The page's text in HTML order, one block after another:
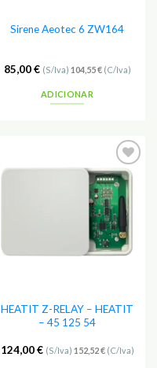
Sirene Aeotec 6 ZW164
85,00€ (S/Iva) 104,55€(C/Iva)
ADICIONAR
Adicionar
aos
Favoritos
HEATIT Z-RELAY – HEATIT
– 45 125 54
124,00€ (S/Iva) 152,52€(C/Iva)